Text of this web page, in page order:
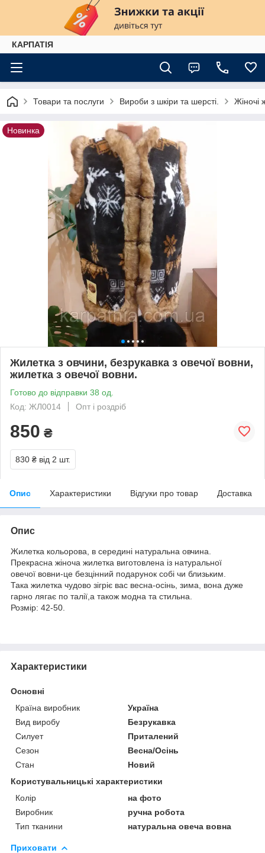
КАРПАТІЯ
Товари та послуги Вироби з шкіри та шерсті. Жіночі
Новинка
Жилетка з овчини, безрукавка з овечої вовни,
жилетка з овечої вовни.
Готово до відправки 38 од.
Код: ЖЛ0014
Опт і роздріб
850 ₴
830 ₴ від 2 шт.
Опис Характеристики Відгуки про товар Доставка
Опис
Жилетка кольорова, в середині натуральна овчина.
Прекрасна жіноча жилетка виготовлена із натуральної
овечої вовни-це безцінний подарунок собі чи близьким.
Така жилетка чудово зігріє вас весна-осінь, зима, вона дуже
гарно лягає по талії,а також модна та стильна.
Розмір: 42-50.
Характеристики
Основні
Країна виробник
Україна
Вид виробу
Безрукавка
Силует
Приталений
Сезон
Весна/Осінь
Стан
Новий
Користувальницькі характеристики
Колір
на фото
Виробник
ручна робота
Тип тканини
натуральна овеча вовна
Приховати